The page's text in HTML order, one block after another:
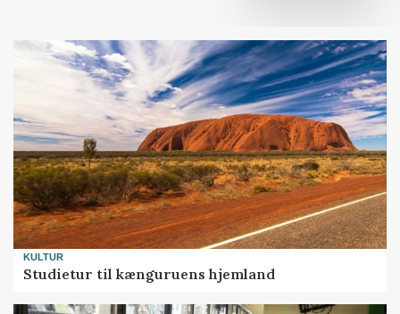
KULTUR
Studietur til kænguruens hjemland